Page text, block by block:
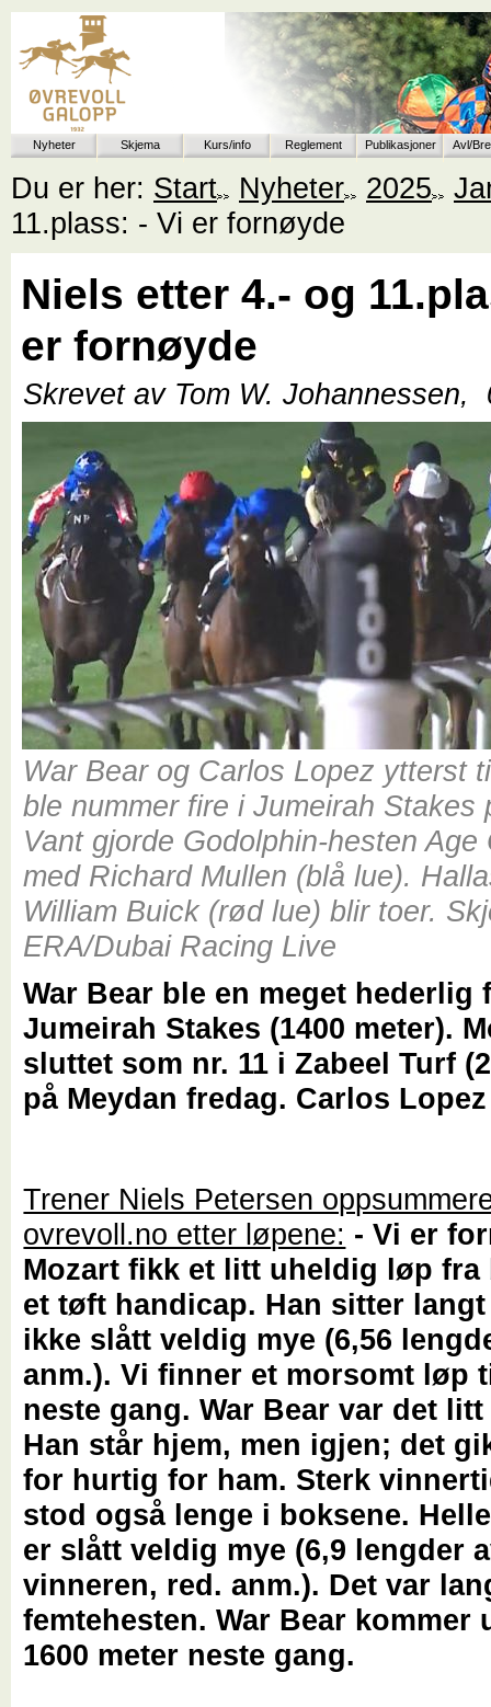
Nyheter Skjema Kurs/info Reglement Publikasjoner Avl/
Du er her: Start Nyheter 2025
11.plass: - Vi er fornøyde
Niels etter 4.- og
er fornøyde
Skrevet av Tom W. Johannessen,
War Bear og Carlos Lopez ytterst
ble nummer fire i Jumeirah Stakes
Vant gjorde Godolphin-hesten Age
med Richard Mullen (blå lue).
William Buick (rød lue) blir toer.
ERA/Dubai Racing Live
War Bear ble en meget hederlig
Jumeirah Stakes (1400 meter).
sluttet som nr. 11 i Zabeel Turf
på Meydan fredag. Carlos
Trener Niels Petersen
ovrevoll.no etter løpene: - Vi er
Mozart fikk et litt uheldig løp fra
et tøft handicap. Han sitter
ikke slått veldig mye (6,56
anm.). Vi finner et morsomt løp
neste gang. War Bear var det
Han står hjem, men igjen; det
for hurtig for ham. Sterk
stod også lenge i boksene.
er slått veldig mye (6,9 lengder
vinneren, red. anm.). Det var
femtehesten. War Bear kommer
1600 meter neste gang.